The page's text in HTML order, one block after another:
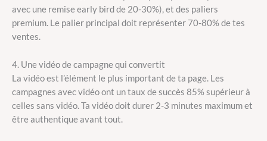
avec une remise early bird de 20-30%), et des paliers
premium. Le palier principal doit représenter 70-80% de tes
ventes.
4. Une vidéo de campagne qui convertit
La vidéo est l’élément le plus important de ta page. Les
campagnes avec vidéo ont un taux de succès 85% supérieur à
celles sans vidéo. Ta vidéo doit durer 2-3 minutes maximum et
être authentique avant tout.